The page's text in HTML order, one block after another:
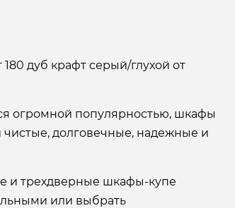
дуб крафт серый/глухой от
огромной популярностью, шкафы
чистые, долговечные, надежные и
и трехдверные шкафы-купе
или выбрать